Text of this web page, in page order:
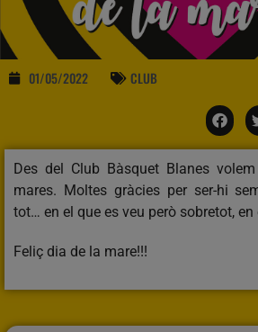
01/05/2022 CLUB
Des del Club Bàsquet Blanes
mares. Moltes gràcies per ser-hi
tot… en el que es veu però sobretot, en
Feliç dia de la mare!!!